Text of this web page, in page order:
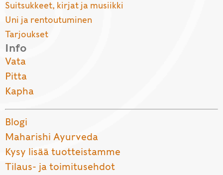
Suitsukkeet, kirjat ja musiikki
Uni ja rentoutuminen
Tarjoukset
Info
Vata
Pitta
Kapha
Blogi
Maharishi Ayurveda
Kysy lisää tuotteistamme
Tilaus- ja toimitusehdot